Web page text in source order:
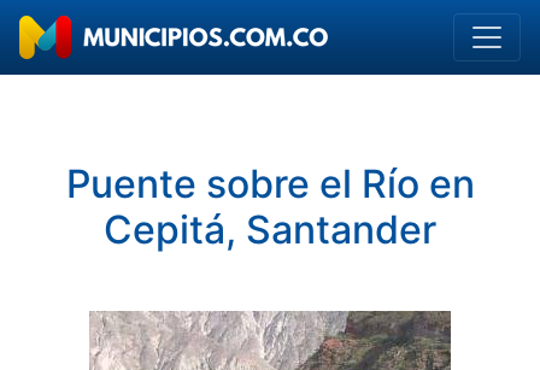
Puente sobre el Río en
Cepitá, Santander